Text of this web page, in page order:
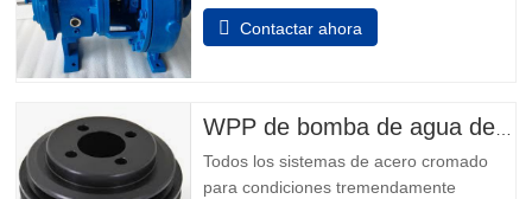
industrias química, petroquímica, pulpa y
papel, metales primarios, alimentos y
que la mejor: el Modelo 3196. Los Power
Ends son el resultado de más de...
Contactar ahora
WPP de bomba de agua del motor
Todos los sistemas de acero cromado
para condiciones tremendamente